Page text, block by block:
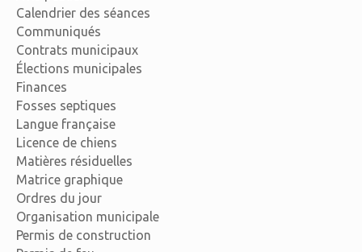
Calendrier des séances
Communiqués
Contrats municipaux
Élections municipales
Finances
Fosses septiques
Langue française
Licence de chiens
Matières résiduelles
Matrice graphique
Ordres du jour
Organisation municipale
Permis de construction